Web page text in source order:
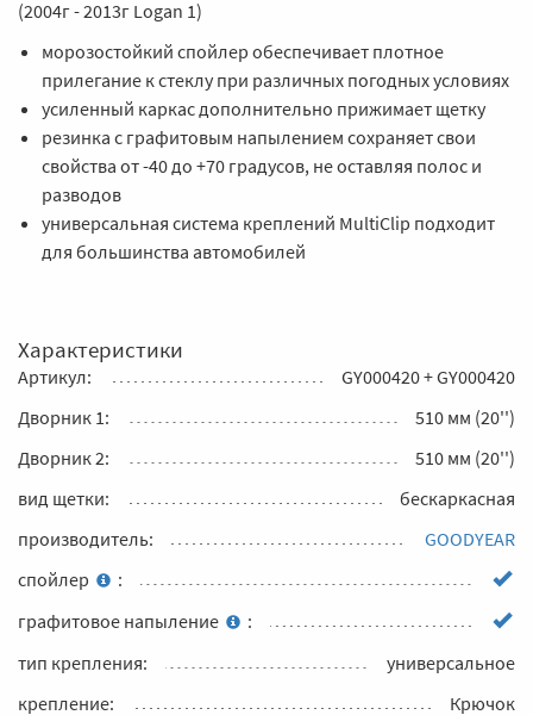
(2004г - 2013г Logan 1)
морозостойкий спойлер обеспечивает плотное
прилегание к стеклу при различных погодных условиях
усиленный каркас дополнительно прижимает щетку
резинка с графитовым напылением сохраняет свои
свойства от -40 до +70 градусов, не оставляя полос и
разводов
универсальная система креплений MultiClip подходит
для большинства автомобилей
Характеристики
Артикул:
GY000420 + GY000420
Дворник 1:
510 мм (20'')
Дворник 2:
510 мм (20'')
вид щетки:
бескаркасная
производитель:
GOODYEAR
спойлер
:
графитовое напыление
:
тип крепления:
универсальное
крепление:
Крючок